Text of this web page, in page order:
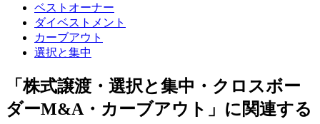
ベストオーナー
ダイベストメント
カーブアウト
選択と集中
「株式譲渡・選択と集中・クロスボー
ダーM&A・カーブアウト」に関連する